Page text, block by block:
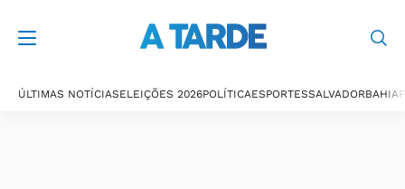
ÚLTIMAS NOTÍCIASELEIÇÕES 2026POLÍTICAESPORTESSALVADORBAHIA